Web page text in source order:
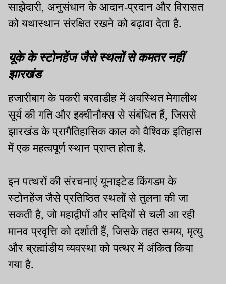
साझेदारी, अनुसंधान के आदान-प्रदान और विरासत
को यथास्थान संरक्षित रखने को बढ़ावा देता है.
यूके के स्टोनहेंज जैसे स्थलों से कमतर नहीं
झारखंड
हजारीबाग के पकरी बरवाडीह में अवस्थित मेगालीथ
सूर्य की गति और इक्वीनौक्स से संबंधित हैं, जिससे
झारखंड के प्रागैतिहासिक काल को वैश्विक इतिहास
में एक महत्वपूर्ण स्थान प्राप्त होता है.
इन पत्थरों की संरचनाएं यूनाइटेड किंगडम के
स्टोनहेंज जैसे प्रतिष्ठित स्थलों से तुलना की जा
सकती है, जो महाद्वीपों और सदियों से चली आ रही
मानव प्रवृत्ति को दर्शाती हैं, जिसके तहत समय, मृत्यु
और ब्रह्मांडीय व्यवस्था को पत्थर में अंकित किया
गया है.